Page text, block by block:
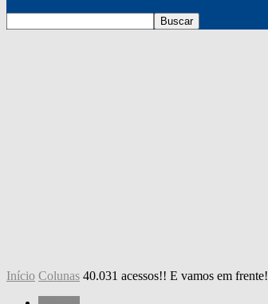
Início Colunas 40.031 acessos!! E vamos em frente!